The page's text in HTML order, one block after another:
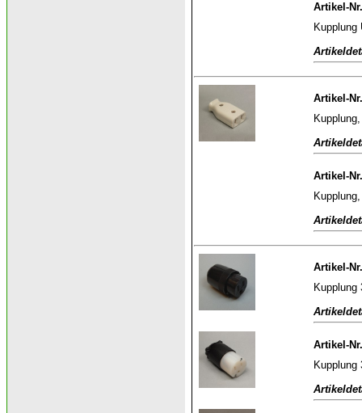
Artikel-
Artikel-
Artikel-
Artikel-
Kupplung
Artikel-
Kupplung